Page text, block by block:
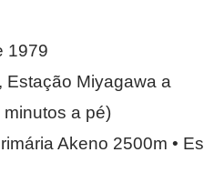
1979
Estação Miyagawa a
a pé)
Akeno 2500m •